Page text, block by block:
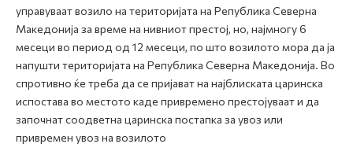
управуваат возило на територијата на Република Северна
Македонија за време на нивниот престој, но, најмногу 6
месеци во период од 12 месеци, по што возилото мора да ја
напушти територијата на Република Северна Македонија. Во
спротивно ќе треба да се пријават на најблиската царинска
испостава во местото каде привремено престојуваат и да
започнат соодветна царинска постапка за увоз или
привремен увоз на возилото